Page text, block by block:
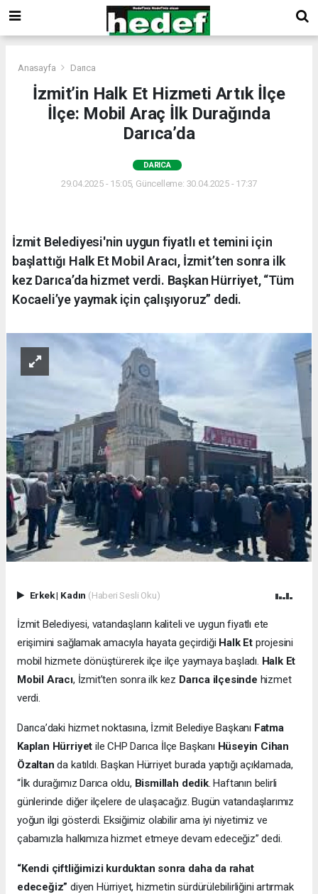
Anasayfa Darıca
İzmit’in Halk Et Hizmeti Artık İlçe
İlçe: Mobil Araç İlk Durağında
Darıca’da
DARICA
29.04.2025 - 15:05, Güncelleme: 30.04.2025 - 17:37
İzmit Belediyesi'nin uygun fiyatlı et temini için
başlattığı Halk Et Mobil Aracı, İzmit’ten sonra ilk
kez Darıca’da hizmet verdi. Başkan Hürriyet, “Tüm
Kocaeli’ye yaymak için çalışıyoruz” dedi.
Erkek| Kadın (Haberi Sesli Oku)
İzmit Belediyesi, vatandaşların kaliteli ve uygun fiyatlı ete
erişimini sağlamak amacıyla hayata geçirdiği Halk Et projesini
mobil hizmete dönüştürerek ilçe ilçe yaymaya başladı. Halk Et
Mobil Aracı, İzmit’ten sonra ilk kez Darıca ilçesinde hizmet
verdi.
Darıca’daki hizmet noktasına, İzmit Belediye Başkanı Fatma
Kaplan Hürriyet ile CHP Darıca İlçe Başkanı Hüseyin Cihan
Özaltan da katıldı. Başkan Hürriyet burada yaptığı açıklamada,
“İlk durağımız Darıca oldu, Bismillah dedik. Haftanın belirli
günlerinde diğer ilçelere de ulaşacağız. Bugün vatandaşlarımız
yoğun ilgi gösterdi. Eksiğimiz olabilir ama iyi niyetimiz ve
çabamızla halkımıza hizmet etmeye devam edeceğiz” dedi.
“Kendi çiftliğimizi kurduktan sonra daha da rahat
edeceğiz” diyen Hürriyet, hizmetin sürdürülebilirliğini artırmak